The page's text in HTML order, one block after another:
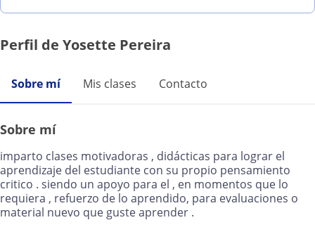
Perfil de Yosette Pereira
Sobre mí Mis clases Contacto
Sobre mí
imparto clases motivadoras , didácticas para lograr el
aprendizaje del estudiante con su propio pensamiento
critico . siendo un apoyo para el , en momentos que lo
requiera , refuerzo de lo aprendido, para evaluaciones o
material nuevo que guste aprender .